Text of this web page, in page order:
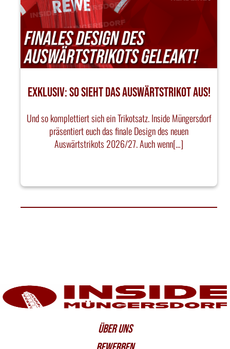
EXKLUSIV: SO SIEHT DAS AUSWÄRTSTRIKOT AUS!
Und so komplettiert sich ein Trikotsatz. Inside Müngersdorf
präsentiert euch das finale Design des neuen
Auswärtstrikots 2026/27. Auch wenn[…]
ÜBER UNS